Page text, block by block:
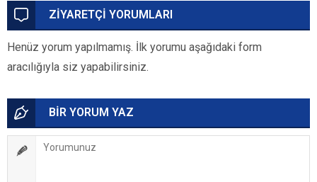
ZİYARETÇİ YORUMLARI
Henüz yorum yapılmamış. İlk yorumu aşağıdaki form
aracılığıyla siz yapabilirsiniz.
BİR YORUM YAZ